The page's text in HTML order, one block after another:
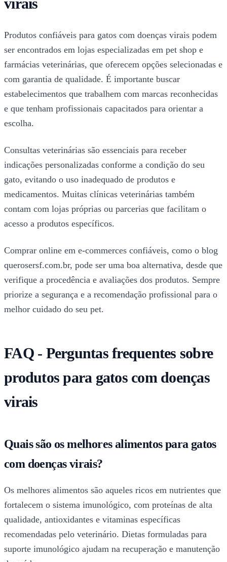
Produtos confiáveis para gatos com doenças virais podem
ser encontrados em lojas especializadas em pet shop e
farmácias veterinárias, que oferecem opções selecionadas e
com garantia de qualidade. É importante buscar
estabelecimentos que trabalhem com marcas reconhecidas
e que tenham profissionais capacitados para orientar a
escolha.
Consultas veterinárias são essenciais para receber
indicações personalizadas conforme a condição do seu
gato, evitando o uso inadequado de produtos e
medicamentos. Muitas clínicas veterinárias também
contam com lojas próprias ou parcerias que facilitam o
acesso a produtos específicos.
Comprar online em e-commerces confiáveis, como o blog
querosersf.com.br, pode ser uma boa alternativa, desde que
verifique a procedência e avaliações dos produtos. Sempre
priorize a segurança e a recomendação profissional para o
melhor cuidado do seu pet.
FAQ - Perguntas frequentes sobre
produtos para gatos com doenças
virais
Quais são os melhores alimentos para gatos
com doenças virais?
Os melhores alimentos são aqueles ricos em nutrientes que
fortalecem o sistema imunológico, com proteínas de alta
qualidade, antioxidantes e vitaminas específicas
recomendadas pelo veterinário. Dietas formuladas para
suporte imunológico ajudam na recuperação e manutenção